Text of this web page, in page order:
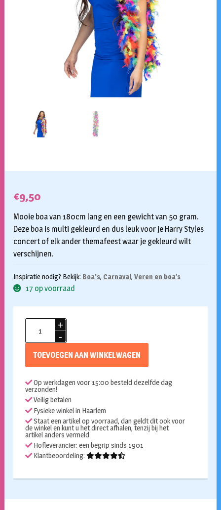
€9,50
Mooie boa van 180cm lang en een gewicht van 50 gram.
Deze boa is multi gekleurd en dus leuk voor je Harry Styles
concert of elk ander themafeest waar je gekleurd wilt
verschijnen.
Inspiratie nodig? Bekijk: Boa's, Carnaval, Veren en boa’s
17 op voorraad
multicolor
TOEVOEGEN AAN WINKELWAGEN
Op werkdagen voor 15:00 besteld dezelfde dag
verzonden!
Veilig betalen
Fysieke winkel in Haarlem
Staat een artikel op voorraad, dan geldt dit ook voor
de winkel en kunt u het direct afhalen, tenzij bij het
artikel anders vermeld
Hofleverancier: een begrip sinds 1901
Klantbeoordeling: